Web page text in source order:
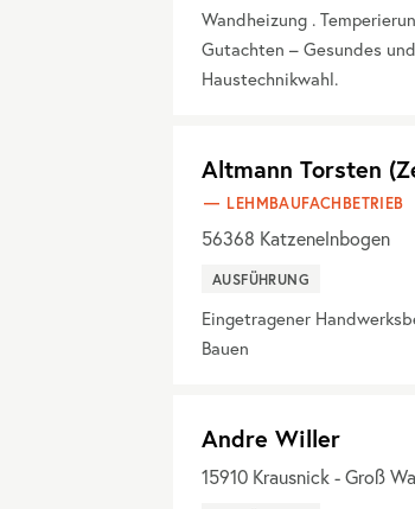
Wandheizung .
Gutachten – Gesundes
Haustechnikwahl.
Altmann Torsten
LEHMBAUFACHBETRIEB
56368 Katzenelnbogen
AUSFÜHRUNG
Eingetragener
Bauen
Andre Willer
15910 Krausnick - Groß